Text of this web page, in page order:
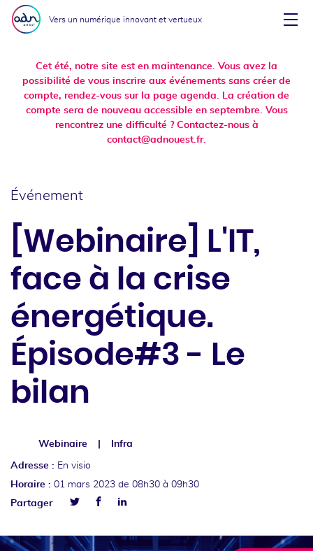
Aller au menu
Aller au contenu
Vers un numérique innovant et vertueux
Cet été, notre site est en maintenance. Vous avez la
possibilité de vous inscrire aux événements sans créer de
compte, rendez-vous sur la page agenda. La création de
compte sera de nouveau accessible en septembre. Vous
rencontrez une difficulté ? Contactez-nous à
contact@adnouest.fr.
Événement
[Webinaire] L'IT,
face à la crise
énergétique.
Épisode#3 - Le
bilan
Webinaire Infra
Adresse : En visio
Horaire : 01 mars 2023 de 08h30 à 09h30
Partager
FacebookLinkedin